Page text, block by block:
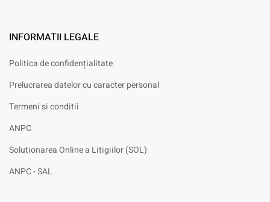
INFORMATII LEGALE
Politica de confidențialitate
Prelucrarea datelor cu caracter personal
Termeni si conditii
ANPC
Solutionarea Online a Litigiilor (SOL)
ANPC - SAL